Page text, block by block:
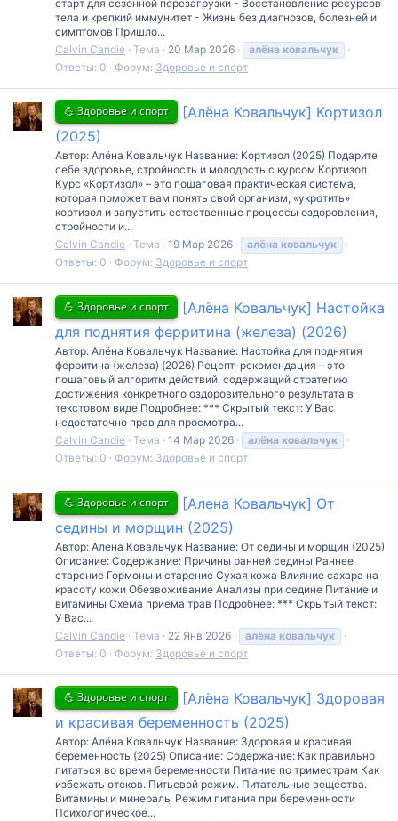
старт для сезонной перезагрузки - Восстановление ресурсов
тела и крепкий иммунитет - Жизнь без диагнозов, болезней и
симптомов Пришло...
Calvin Candie Тема 20 Мар 2026 алёна ковальчук
Ответы: 0
Форум: Здоровье и спорт
💪 Здоровье и спорт
[Алёна Ковальчук] Кортизол
(2025)
Автор: Алёна Ковальчук Название: Кортизол (2025) Подарите
себе здоровье, стройность и молодость с курсом Кортизол
Курс «Кортизол» – это пошаговая практическая система,
которая поможет вам понять свой организм, «укротить»
кортизол и запустить естественные процессы оздоровления,
стройности и...
Calvin Candie Тема 19 Мар 2026 алёна ковальчук
Ответы: 0
Форум: Здоровье и спорт
💪 Здоровье и спорт
[Алёна Ковальчук] Настойка
для поднятия ферритина (железа) (2026)
Автор: Алёна Ковальчук Название: Настойка для поднятия
ферритина (железа) (2026) Рецепт-рекомендация – это
пошаговый алгоритм действий, содержащий стратегию
достижения конкретного оздоровительного результата в
текстовом виде Подробнее: *** Скрытый текст: У Вас
недостаточно прав для просмотра...
Calvin Candie Тема 14 Мар 2026 алёна ковальчук
Ответы: 0
Форум: Здоровье и спорт
💪 Здоровье и спорт
[Алена Ковальчук] От
седины и морщин (2025)
Автор: Алена Ковальчук Название: От седины и морщин (2025)
Описание: Содержание: Причины ранней седины Раннее
старение Гормоны и старение Сухая кожа Влияние сахара на
красоту кожи Обезвоживание Анализы при седине Питание и
витамины Схема приема трав Подробнее: *** Скрытый текст:
У Вас...
Calvin Candie Тема 22 Янв 2026 алёна ковальчук
Ответы: 0
Форум: Здоровье и спорт
💪 Здоровье и спорт
[Алёна Ковальчук] Здоровая
и красивая беременность (2025)
Автор: Алёна Ковальчук Название: Здоровая и красивая
беременность (2025) Описание: Содержание: Как правильно
питаться во время беременности Питание по триместрам Как
избежать отеков. Питьевой режим. Питательные вещества.
Витамины и минералы Режим питания при беременности
Психологическое...